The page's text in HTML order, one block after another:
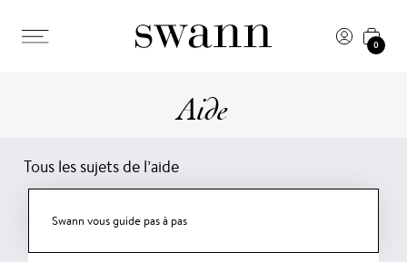
0
Aide
Tous les sujets de l’aide
Swann vous guide pas à pas